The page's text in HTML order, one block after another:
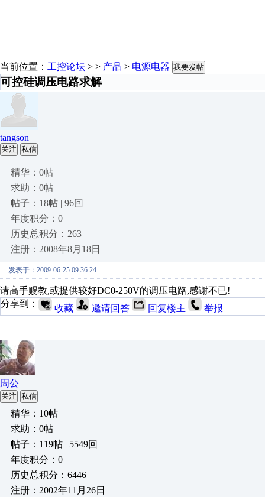
当前位置： 工控论坛 > > 产品 > 电源电器 我要发帖
可控硅调压电路求解
tangson
关注 私信
精华：0帖
求助：0帖
帖子：18帖 | 96回
年度积分：0
历史总积分：263
注册：2008年8月18日
发表于：2009-06-25 09:36:24
请高手赐教,或提供较好DC0-250V的调压电路,感谢不已!
分享到：
收藏 邀请回答 回复楼主 举报
周公
关注 私信
精华：10帖
求助：0帖
帖子：119帖 | 5549回
年度积分：0
历史总积分：6446
注册：2002年11月26日